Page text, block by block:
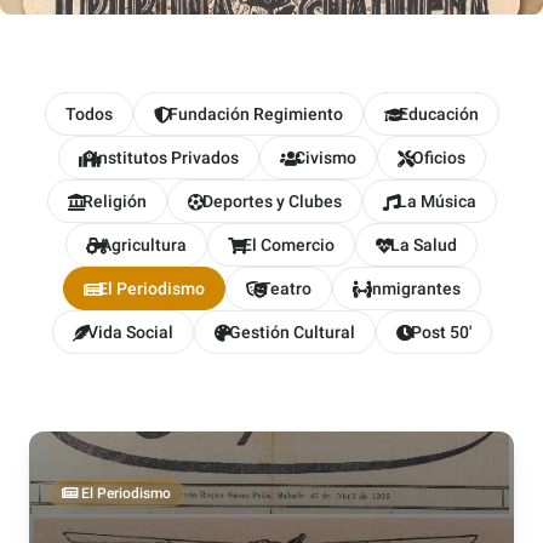
Todos Fundación Regimiento Educación
Institutos Privados Civismo Oficios
Religión Deportes y Clubes La Música
Agricultura El Comercio La Salud
El Periodismo Teatro Inmigrantes
Vida Social Gestión Cultural Post 50'
El Periodismo